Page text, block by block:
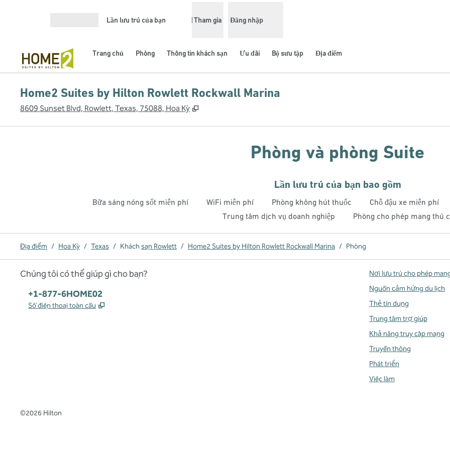
Lần lưu trú của bạn Tham gia Đăng nhập
Trang chủ Phòng Thông tin khách sạn Ưu đãi Bộ sưu tập Địa điểm
Home2 Suites by Hilton Rowlett Rockwall Marina
8609 Sunset Blvd, Rowlett, Texas, 75088, Hoa Kỳ ,
Phòng và phòng Suite
Lần lưu trú của bạn bao gồm
Bữa sáng nóng sốt miễn phí WiFi miễn phí Phòng không hút thuốc
Chỗ đậu xe miễn phí
Trung tâm dịch vụ doanh nghiệp
Phòng cho phép mang thú
Địa điểm / Hoa Kỳ / Texas / Khách sạn Rowlett / Home2 Suites by Hilton Rowlett Rockwall Marina / Phòng
Chúng tôi có thể giúp gì cho bạn?
Điện thoại:
+1-877-6HOME02
Số điện thoại toàn cầu ,
Nơi lưu trú cho phép
Nguồn cảm hứng du lịch
Thẻ tín dụng
Trung tâm trợ giúp
Khả năng truy cập mạng
Truyền thông
Phát triển
Việc làm
©2026 Hilton